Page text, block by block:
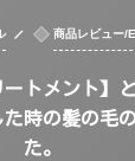
商品レビュー/
ートメント】
時の髪の毛
た。